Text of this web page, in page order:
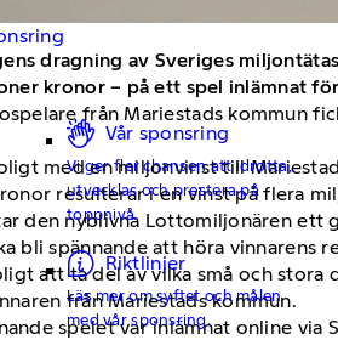
Vår sponsring
Vi ger fler chansen att idrotta,
utvecklas och prestera på
toppnivå.
Riktlinjer
Läs mer om syftet och målen
med vår sponsring.
dragning av Sveriges
kronor – på ett spel inlämnat
från Mariestads kommun
med en miljonvinst till
resulterar i en vinst på flera
den nyblivna Lottomiljonären ett
bli spännande att höra vinnarens
att ta del av vilka små och stora
från Mariestads kommun.
spelet var inlämnat online via